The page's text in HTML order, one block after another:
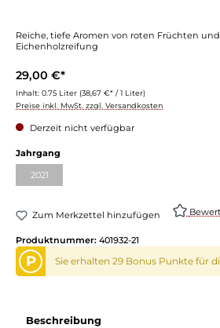
Reiche, tiefe Aromen von roten Früchten
Eichenholzreifung
29,00 €*
Inhalt: 0.75 Liter (38,67 €* / 1 Liter)
Preise inkl. MwSt. zzgl. Versandkosten
Derzeit nicht verfügbar
Jahrgang
2021
Zum Merkzettel hinzufügen
Produktnummer: 401932-21
P Sie erhalten 29 Bonus Punkte für
Beschreibung